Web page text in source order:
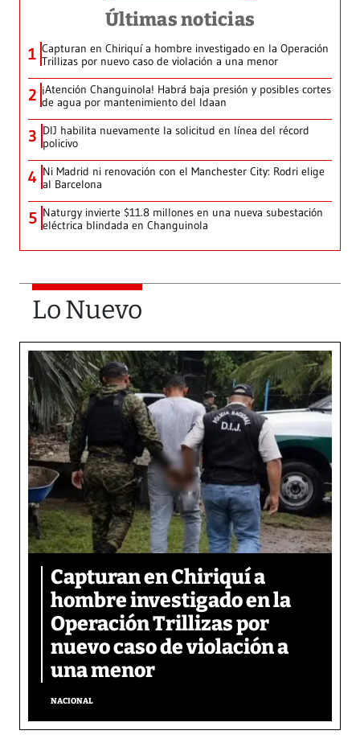
Últimas noticias
1 Capturan en Chiriquí a hombre investigado en la Operación
Trillizas por nuevo caso de violación a una menor
2 ¡Atención Changuinola! Habrá baja presión y posibles cortes
de agua por mantenimiento del Idaan
3 DIJ habilita nuevamente la solicitud en línea del récord
policivo
4 Ni Madrid ni renovación con el Manchester City: Rodri elige
al Barcelona
5 Naturgy invierte $11.8 millones en una nueva subestación
eléctrica blindada en Changuinola
Lo Nuevo
Capturan en Chiriquí a
hombre investigado en la
Operación Trillizas por
nuevo caso de violación a
una menor
NACIONAL